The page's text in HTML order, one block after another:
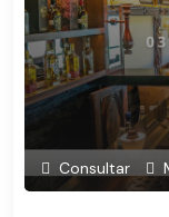
Consultar